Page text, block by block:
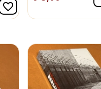
winkelwagen
favorite_border